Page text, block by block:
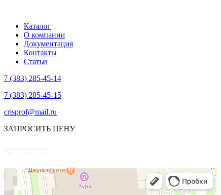
Каталог
О компании
Документация
Контакты
Статьи
7 (383) 285-45-14
7 (383) 285-45-15
crisprof@mail.ru
ЗАПРОСИТЬ ЦЕНУ